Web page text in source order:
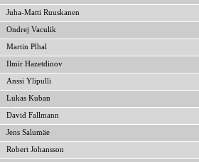
Juha-Matti Ruuskanen
Ondrej Vaculik
Martin Plhal
Ilmir Hazetdinov
Anssi Ylipulli
Lukas Kuban
David Fallmann
Jens Salumäe
Robert Johansson